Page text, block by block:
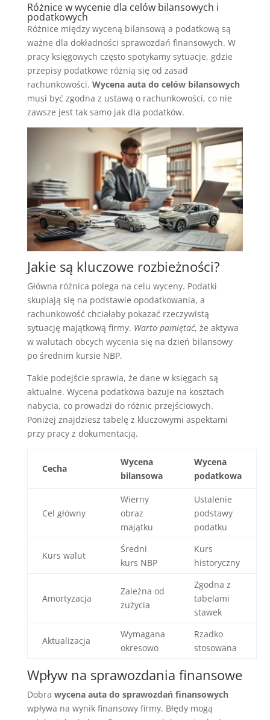
Różnice w wycenie dla celów bilansowych i
podatkowych
Różnice między wyceną bilansową a podatkową są
ważne dla dokładności sprawozdań finansowych. W
pracy księgowych często spotykamy sytuacje, gdzie
przepisy podatkowe różnią się od zasad
rachunkowości. Wycena auta do celów bilansowych
musi być zgodna z ustawą o rachunkowości, co nie
zawsze jest tak samo jak dla podatków.
Jakie są kluczowe rozbieżności?
Główna różnica polega na celu wyceny. Podatki
skupiają się na podstawie opodatkowania, a
rachunkowość chciałaby pokazać rzeczywistą
sytuację majątkową firmy. Warto pamiętać, że aktywa
w walutach obcych wycenia się na dzień bilansowy
po średnim kursie NBP.
Takie podejście sprawia, że dane w księgach są
aktualne. Wycena podatkowa bazuje na kosztach
nabycia, co prowadzi do różnic przejściowych.
Poniżej znajdziesz tabelę z kluczowymi aspektami
przy pracy z dokumentacją.
Cecha
Wycena
bilansowa
Wycena
podatkowa
Cel główny
Wierny
obraz
majątku
Ustalenie
podstawy
podatku
Kurs walut
Średni
kurs NBP
Kurs
historyczny
Amortyzacja
Zależna od
zużycia
Zgodna z
tabelami
stawek
Aktualizacja
Wymagana
okresowo
Rzadko
stosowana
Wpływ na sprawozdania finansowe
Dobra wycena auta do sprawozdań finansowych
wpływa na wynik finansowy firmy. Błędy mogą